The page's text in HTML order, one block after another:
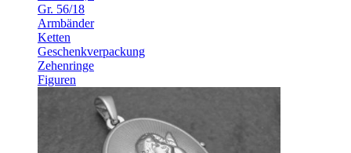
Gr. 56/18
Armbänder
Ketten
Geschenkverpackung
Zehenringe
Figuren